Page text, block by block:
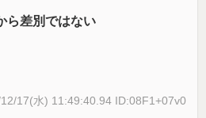
ら差別ではない
17(水) 11:49:40.94 ID:08F1+07v0